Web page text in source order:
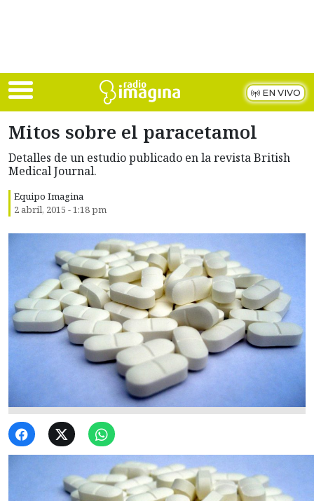
EN VIVO
Mitos sobre el paracetamol
Detalles de un estudio publicado en la revista British
Medical Journal.
Equipo Imagina
2 abril, 2015 - 1:18 pm